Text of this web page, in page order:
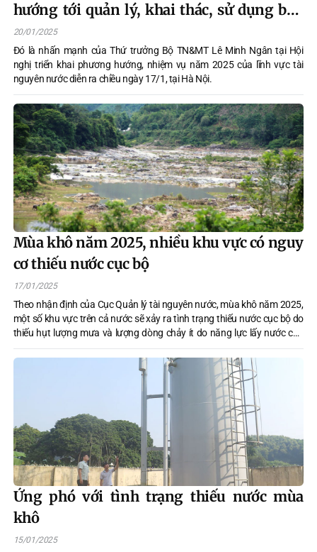
hướng tới quản lý, khai thác, sử dụng bền
vững
20/01/2025
Đó là nhấn mạnh của Thứ trưởng Bộ TN&MT Lê Minh Ngân tại Hội
nghị triển khai phương hướng, nhiệm vụ năm 2025 của lĩnh vực tài
nguyên nước diễn ra chiều ngày 17/1, tại Hà Nội.
Mùa khô năm 2025, nhiều khu vực có nguy
cơ thiếu nước cục bộ
17/01/2025
Theo nhận định của Cục Quản lý tài nguyên nước, mùa khô năm 2025,
một số khu vực trên cả nước sẽ xảy ra tình trạng thiếu nước cục bộ do
thiếu hụt lượng mưa và lượng dòng chảy ít do năng lực lấy nước của
các công trình thủy lợi còn thiếu, chưa đồng bộ.
Ứng phó với tình trạng thiếu nước mùa
khô
15/01/2025